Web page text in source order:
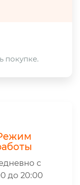
покупке.
с
до 20:00